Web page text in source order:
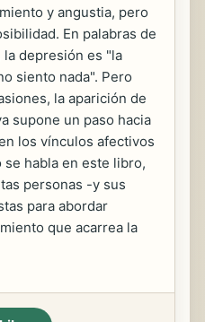
y angustia, pero
En palabras de
la depresión es "la
siento nada". Pero
la aparición de
supone un paso hacia
los vínculos afectivos
habla en este libro,
personas -y sus
para abordar
que acarrea la